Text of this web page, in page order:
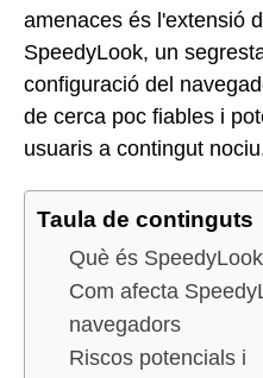
amenaces és l'extensió
SpeedyLook, un
configuració del
de cerca poc fiables i
usuaris a contingut
Taula de continguts
Què és
Com afecta
navegadors
Riscos potencials i